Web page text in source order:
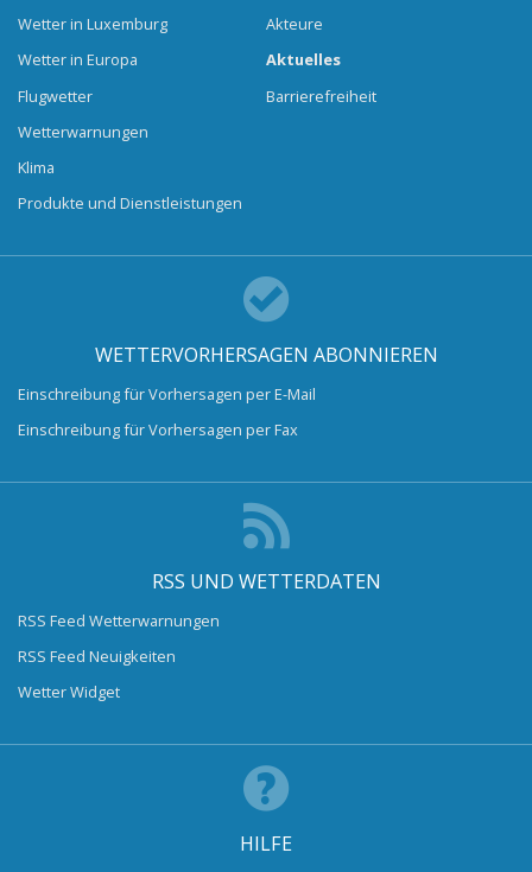
Wetter in Luxemburg
Wetter in Europa
Flugwetter
Wetterwarnungen
Klima
Produkte und Dienstleistungen
Akteure
Aktuelles
Barrierefreiheit
WETTERVORHERSAGEN ABONNIEREN
Einschreibung für Vorhersagen per E-Mail
Einschreibung für Vorhersagen per Fax
RSS UND WETTERDATEN
RSS Feed Wetterwarnungen
RSS Feed Neuigkeiten
Wetter Widget
HILFE